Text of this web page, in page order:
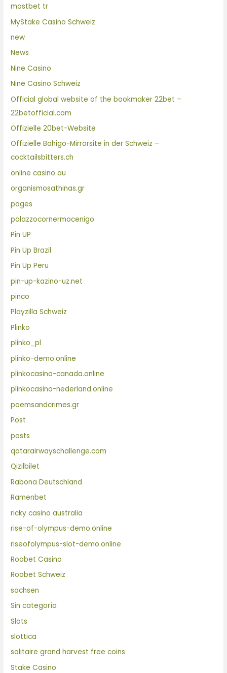
mostbet tr
MyStake Casino Schweiz
new
News
Nine Casino
Nine Casino Schweiz
Official global website of the bookmaker 22bet –
22betofficial.com
Offizielle 20bet-Website
Offizielle Bahigo-Mirrorsite in der Schweiz –
cocktailsbitters.ch
online casino au
organismosathinas.gr
pages
palazzocornermocenigo
Pin UP
Pin Up Brazil
Pin Up Peru
pin-up-kazino-uz.net
pinco
Playzilla Schweiz
Plinko
plinko_pl
plinko-demo.online
plinkocasino-canada.online
plinkocasino-nederland.online
poemsandcrimes.gr
Post
posts
qatarairwayschallenge.com
Qizilbilet
Rabona Deutschland
Ramenbet
ricky casino australia
rise-of-olympus-demo.online
riseofolympus-slot-demo.online
Roobet Casino
Roobet Schweiz
sachsen
Sin categoría
Slots
slottica
solitaire grand harvest free coins
Stake Casino